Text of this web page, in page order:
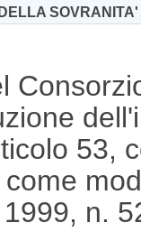
53,
n.